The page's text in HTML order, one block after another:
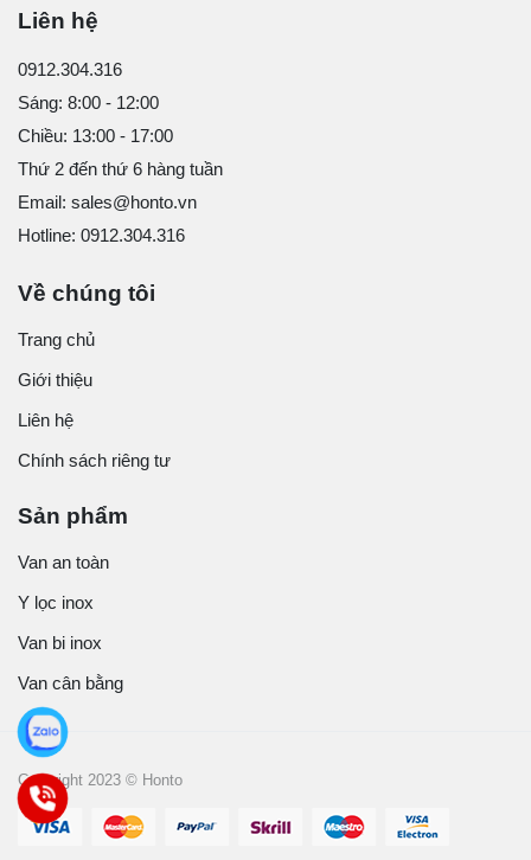
Liên hệ
0912.304.316
Sáng: 8:00 - 12:00
Chiều: 13:00 - 17:00
Thứ 2 đến thứ 6 hàng tuần
Email: sales@honto.vn
Hotline: 0912.304.316
Về chúng tôi
Trang chủ
Giới thiệu
Liên hệ
Chính sách riêng tư
Sản phẩm
Van an toàn
Y lọc inox
Van bi inox
Van cân bằng
Copyright 2023 © Honto